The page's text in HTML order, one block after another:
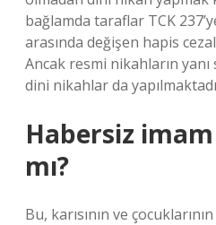
bağlamda taraflar TCK
arasında değişen hapis
Ancak resmi nikahların
dini nikahlar da
Habersiz imam
mı?
Bu, karısının ve